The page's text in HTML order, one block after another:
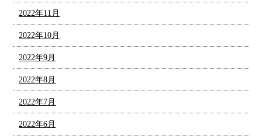
2022年11月
2022年10月
2022年9月
2022年8月
2022年7月
2022年6月